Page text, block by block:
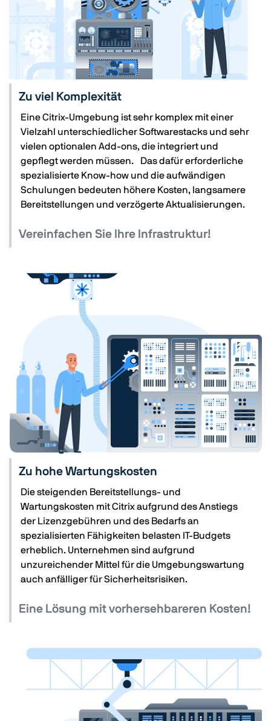
Zu viel Komplexität
Eine Citrix-Umgebung ist sehr komplex mit einer
Vielzahl unterschiedlicher Softwarestacks und sehr
vielen optionalen Add-ons, die integriert und
gepflegt werden müssen. Das dafür erforderliche
spezialisierte Know-how und die aufwändigen
Schulungen bedeuten höhere Kosten, langsamere
Bereitstellungen und verzögerte Aktualisierungen.
Vereinfachen Sie Ihre Infrastruktur!
Zu hohe Wartungskosten
Die steigenden Bereitstellungs- und
Wartungskosten mit Citrix aufgrund des Anstiegs
der Lizenzgebühren und des Bedarfs an
spezialisierten Fähigkeiten belasten IT-Budgets
erheblich. Unternehmen sind aufgrund
unzureichender Mittel für die Umgebungswartung
auch anfälliger für Sicherheitsrisiken.
Eine Lösung mit vorhersehbareren Kosten!